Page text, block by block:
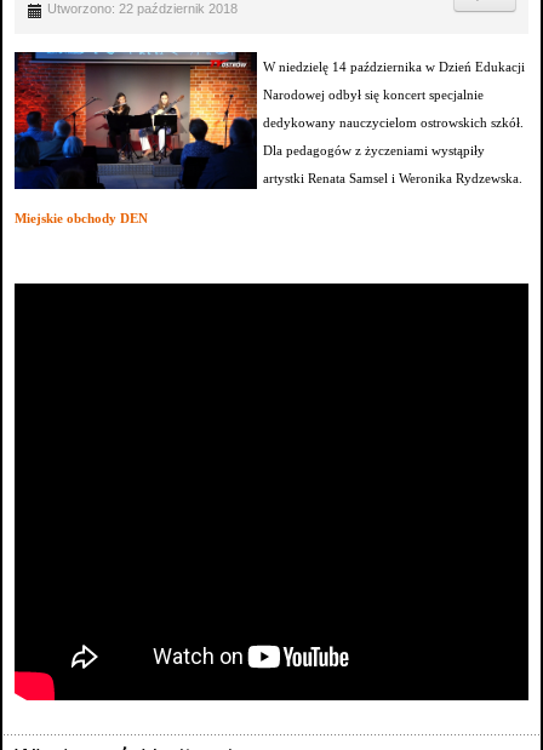
Utworzono: 22 październik 2018
W niedzielę 14 października w Dzień Edukacji
Narodowej odbył się koncert specjalnie
dedykowany nauczycielom ostrowskich szkół.
Dla pedagogów z życzeniami wystąpiły
artystki Renata Samsel i Weronika Rydzewska.
Miejskie obchody DEN